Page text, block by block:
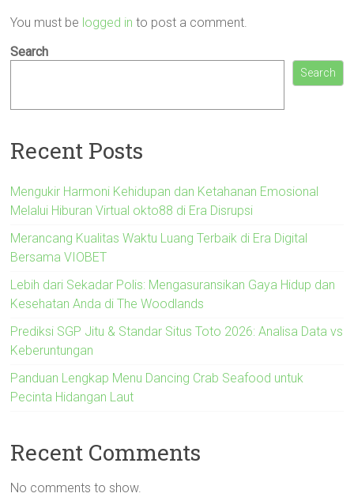
You must be logged in to post a comment.
Search
Search
Recent Posts
Mengukir Harmoni Kehidupan dan Ketahanan Emosional
Melalui Hiburan Virtual okto88 di Era Disrupsi
Merancang Kualitas Waktu Luang Terbaik di Era Digital
Bersama VIOBET
Lebih dari Sekadar Polis: Mengasuransikan Gaya Hidup dan
Kesehatan Anda di The Woodlands
Prediksi SGP Jitu & Standar Situs Toto 2026: Analisa Data vs
Keberuntungan
Panduan Lengkap Menu Dancing Crab Seafood untuk
Pecinta Hidangan Laut
Recent Comments
No comments to show.